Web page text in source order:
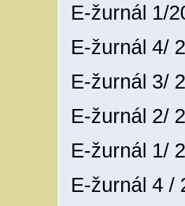
E-žurnál 1/
E-žurnál 4/
E-žurnál 3/
E-žurnál 2/
E-žurnál 1/
E-žurnál 4 /